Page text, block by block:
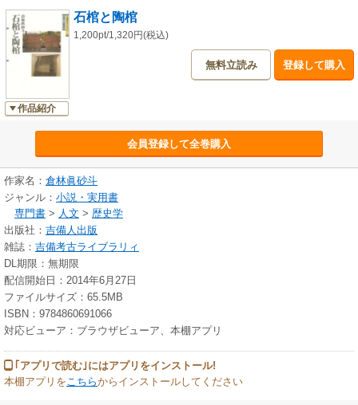
作品紹介
石棺と陶棺
1,200pt/1,320円(税込)
無料立読み 登録して購入
会員登録して全巻購入
作家名： 倉林眞砂斗
ジャンル： 小説・実用書
専門書 > 人文 > 歴史学
出版社： 吉備人出版
雑誌： 吉備考古ライブラリィ
DL期限：無期限
配信開始日：2014年6月27日
ファイルサイズ：65.5MB
ISBN：9784860691066
対応ビューア：ブラウザビューア、本棚アプリ
｢アプリで読む｣にはアプリをインストール!
本棚アプリをこちらからインストールしてください